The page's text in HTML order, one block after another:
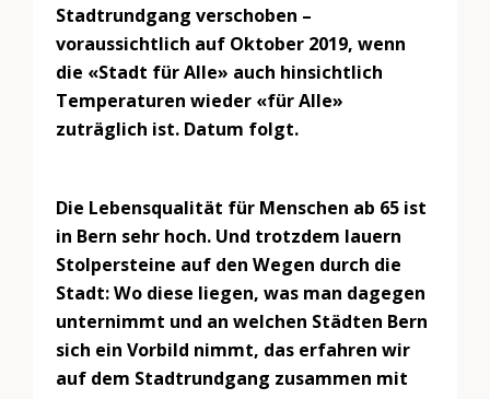
Stadtrundgang verschoben –
voraussichtlich auf Oktober 2019, wenn
die «Stadt für Alle» auch hinsichtlich
Temperaturen wieder «für Alle»
zuträglich ist. Datum folgt.
Die Lebensqualität für Menschen ab 65 ist
in Bern sehr hoch. Und trotzdem lauern
Stolpersteine auf den Wegen durch die
Stadt: Wo diese liegen, was man dagegen
unternimmt und an welchen Städten Bern
sich ein Vorbild nimmt, das erfahren wir
auf dem Stadtrundgang zusammen mit